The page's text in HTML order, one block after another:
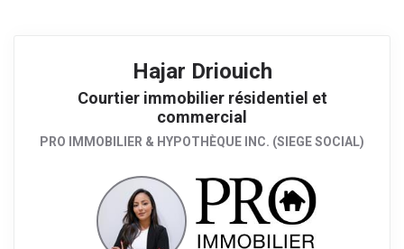
Hajar Driouich
Courtier immobilier résidentiel et
commercial
PRO IMMOBILIER & HYPOTHÈQUE INC. (SIEGE SOCIAL)